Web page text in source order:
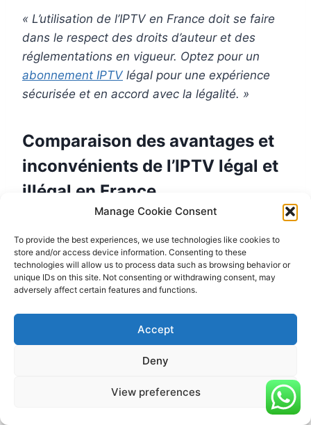
Manage Cookie Consent
To provide the best experiences, we use technologies like cookies to
store and/or access device information. Consenting to these
technologies will allow us to process data such as browsing behavior or
unique IDs on this site. Not consenting or withdrawing consent, may
adversely affect certain features and functions.
Accept
Deny
View preferences
« L’utilisation de l’IPTV en France doit se faire
dans le respect des droits d’auteur et des
réglementations en vigueur. Optez pour un
abonnement IPTV légal pour une expérience
sécurisée et en accord avec la légalité. »
Comparaison des avantages et
inconvénients de l’IPTV légal et
illégal en France
l’IPTV illégal
Accès à un large choix de
chaînes légales
Accès à un large
choix de chaînes
Support client et
Support client limité
Respect des droits
Violation des droits
d’auteur et risque